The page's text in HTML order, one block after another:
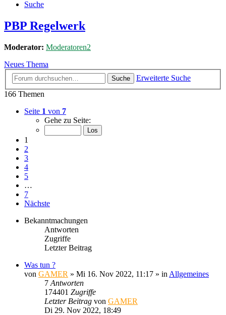
Suche
PBP Regelwerk
Moderator: Moderatoren2
Neues Thema
Suche
Erweiterte Suche
166 Themen
Seite 1 von 7
Gehe zu Seite:
1
2
3
4
5
…
7
Nächste
Bekanntmachungen
Antworten
Zugriffe
Letzter Beitrag
Was tun ?
von GAMER » Mi 16. Nov 2022, 11:17 » in Allgemeines
7 Antworten
174401 Zugriffe
Letzter Beitrag von GAMER
Di 29. Nov 2022, 18:49